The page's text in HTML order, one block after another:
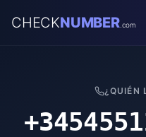
CHECKNUMBER.com
¿QUIÉN